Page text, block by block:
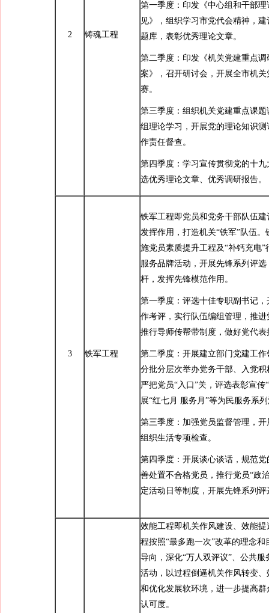
2 铸魂工程
第一季度：印发《中心组和干部
见》，组织学习市党代会精神，
题库，表彰优秀理论文章。
第二季度：印发《机关党建重点
案》，召开研讨会，开展全市机
赛。
第三季度：组织机关党建重点课
组理论学习，开展党的理论知识
作责任督查。
第四季度：学习宣传贯彻党的十
选优秀理论文章、优秀调研报告。
3 铁军工程
铁军工程即党员和党务干部队伍
发挥作用，打造机关“铁军”队伍。
施党员素质提升工程及“补钙充电”
服务品牌活动，开展先锋系列评
杆，发挥先锋模范作用。
第一季度：评选十佳专职副书记
作考评，实行队伍编组管理，推
推行导师传帮带制度，做好党代表
第二季度：开展建立部门党建工
分批分层次举办党务干部、入党
严把党员“入口”关，评选表彰宣传
展“红七月 服务月”等为民服务系
第三季度：加强党员监督管理，开
组织生活专项检查。
第四季度：开展谈心谈话，规范
善处置不合格党员，推行党员“政
定活动日等制度，开展先锋系列评
效能工程即机关作风建设、效能
程按照“最多跑一次”改革的理念和
导向，深化“万人双评议”、公共服
活动，以过程倒逼机关作风转变
和优化发展软环境，进一步提高
认可度。